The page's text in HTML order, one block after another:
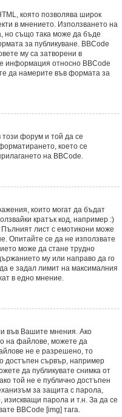
която позволява широк
в мнението. Използването на
но също така може да бъде
за публикуване. BBCode
му са затворени в
информация относно BBCode
да намерите във формата за
форум и той да се
което се
на BBCode.
които могат да бъдат
кратък код, например :)
лист с емотикони може
Опитайте се да не използвате
може да стане трудно
му или направо да го
е задал лимит на максималния
в едно мнение.
във Вашите мнения. Ако
на файлове, можете да
не е разрешено, то
достъпен сървър, например
да публикувате снимка от
той не е публично достъпен
за защита с парола,
парола и т.н. За да се
BBCode [img] тага.